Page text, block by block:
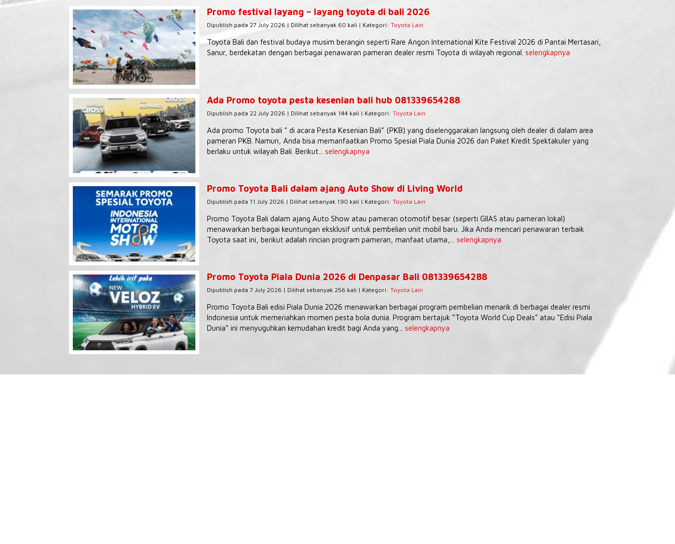
Promo festival layang – layang toyota di bali 2026
Dipublish pada 27 July 2026 | Dilihat sebanyak 60 kali | Kategori: Toyota Lain
Toyota Bali dan festival budaya musim berangin seperti Rare Angon International Kite Festival 2026 di Pantai Mertasari,
Sanur, berdekatan dengan berbagai penawaran pameran dealer resmi Toyota di wilayah regional. selengkapnya
Ada Promo toyota pesta kesenian bali hub 081339654288
Dipublish pada 22 July 2026 | Dilihat sebanyak 144 kali | Kategori: Toyota Lain
Ada promo Toyota bali ” di acara Pesta Kesenian Bali” (PKB) yang diselenggarakan langsung oleh dealer di dalam area
pameran PKB. Namun, Anda bisa memanfaatkan Promo Spesial Piala Dunia 2026 dan Paket Kredit Spektakuler yang
berlaku untuk wilayah Bali. Berikut... selengkapnya
Promo Toyota Bali dalam ajang Auto Show di Living World
Dipublish pada 11 July 2026 | Dilihat sebanyak 190 kali | Kategori: Toyota Lain
Promo Toyota Bali dalam ajang Auto Show atau pameran otomotif besar (seperti GIIAS atau pameran lokal)
menawarkan berbagai keuntungan eksklusif untuk pembelian unit mobil baru. Jika Anda mencari penawaran terbaik
Toyota saat ini, berikut adalah rincian program pameran, manfaat utama,... selengkapnya
Promo Toyota Piala Dunia 2026 di Denpasar Bali 081339654288
Dipublish pada 7 July 2026 | Dilihat sebanyak 256 kali | Kategori: Toyota Lain
Promo Toyota Bali edisi Piala Dunia 2026 menawarkan berbagai program pembelian menarik di berbagai dealer resmi
Indonesia untuk memeriahkan momen pesta bola dunia. Program bertajuk “Toyota World Cup Deals” atau “Edisi Piala
Dunia” ini menyuguhkan kemudahan kredit bagi Anda yang... selengkapnya